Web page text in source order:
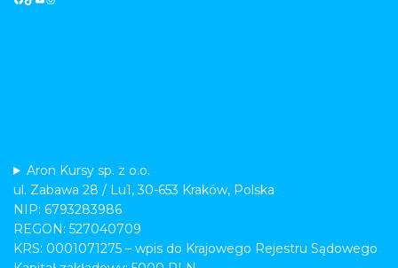
Aron Kursy sp. z o.o.
ul. Zabawa 28 / Lu1, 30-653 Kraków, Polska
NIP: 6793283986
REGON: 527040709
KRS: 0001071275 – wpis do Krajowego Rejestru Sądowego